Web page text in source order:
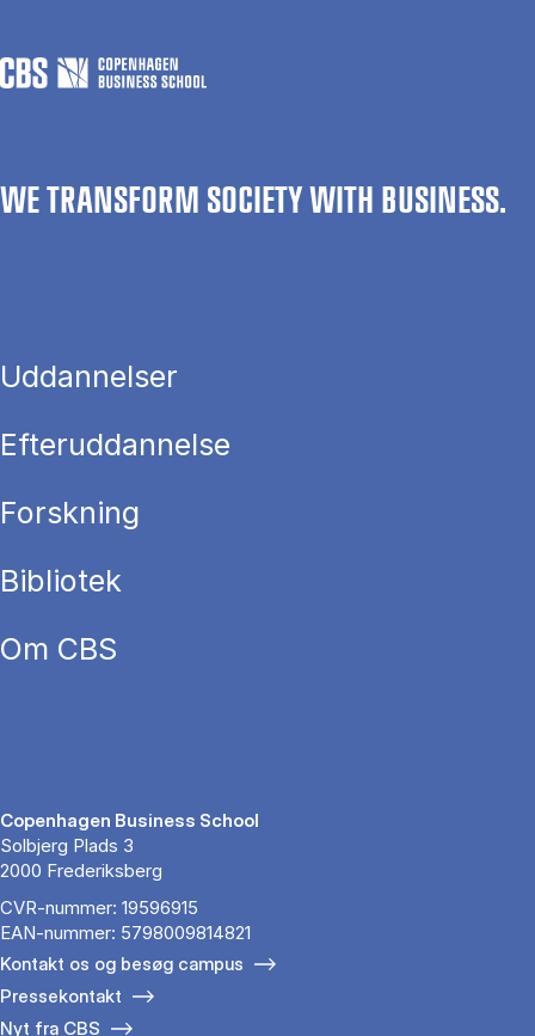
WE TRANSFORM SOCIETY WITH BUSINESS.
Uddannelser
Efteruddannelse
Forskning
Bibliotek
Om CBS
Copenhagen Business School
Solbjerg Plads 3
2000 Frederiksberg
CVR-nummer: 19596915
EAN-nummer: 5798009814821
Kontakt os og besøg campus
Pressekontakt
Nyt fra CBS